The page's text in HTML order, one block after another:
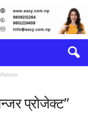
प्रोजेक्ट”